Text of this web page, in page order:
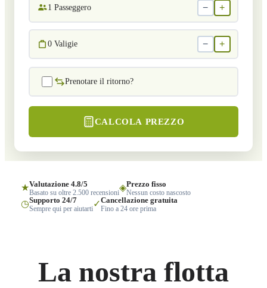
1 Passeggero − +
0 Valigie − +
Prenotare il ritorno?
CALCOLA PREZZO
★Valutazione 4.8/5
Basato su oltre 2.500 recensioni◈Prezzo fisso
Nessun costo nascosto
◷Supporto 24/7
Sempre qui per aiutarti✓Cancellazione gratuita
Fino a 24 ore prima
La nostra flotta